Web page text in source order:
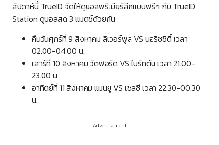
สัปดาห์นี้ TrueID จัดให้ดูบอลพรีเมียร์ลีกแบบฟรีๆ กับ TrueID
Station ดูบอลสด 3 แมตซ์ด้วยกัน
คืนวันศุกร์ที่ 9 สิงหาคม ลิเวอร์พูล VS นอริชซิตี้ เวลา
02.00-04.00 น.
เสาร์ที่ 10 สิงหาคม วัตฟอร์ด VS ไบร์ทตัน เวลา 21.00-
23.00 น.
อาทิตย์ที่ 11 สิงหาคม แมนยู VS เชลซี เวลา 22.30-00.30
น.
Advertisement